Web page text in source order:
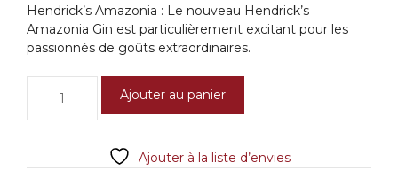
Hendrick’s Amazonia : Le nouveau Hendrick’s
Amazonia Gin est particulièrement excitant pour les
passionnés de goûts extraordinaires.
Hendrick's
Ajouter au panier
Ajouter à la liste d’envies